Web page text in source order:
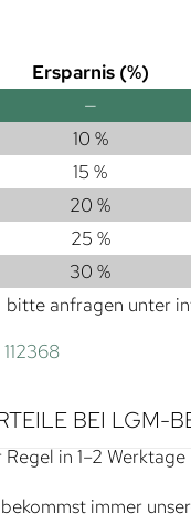
Ersparnis (%)
—
10 %
15 %
20 %
25 %
30 %
bitte anfragen unter
112368
BEI LGM-
in 1–2
immer